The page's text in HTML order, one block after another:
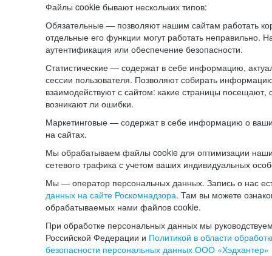
Файлы cookie бывают нескольких типов:
Обязательные — позволяют нашим сайтам работать
отдельные его функции могут работать неправильно.
аутентификация или обеспечение безопасности.
Статистические — содержат в себе информацию,
сессии пользователя. Позволяют собирать
взаимодействуют с сайтом: какие страницы посещают,
возникают ли ошибки.
Маркетинговые — содержат в себе информацию о
на сайтах.
Мы обрабатываем файлы cookie для оптимизации
сетевого трафика с учетом ваших индивидуальных
Мы — оператор персональных данных. Запись о нас
данных на сайте Роскомнадзора. Там вы можете
обрабатываемых нами файлов cookie.
При обработке персональных данных мы
Российской Федерации и Политикой в области
безопасности персональных данных ООО «Хэдхантер»